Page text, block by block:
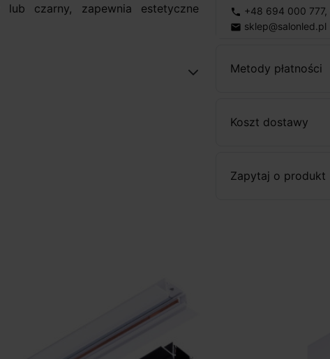
phone +48 694 000 777,
email sklep@salonled.pl
Metody płatności
Koszt dostawy
Zapytaj o produkt
czarny, zapewnia estetyczne